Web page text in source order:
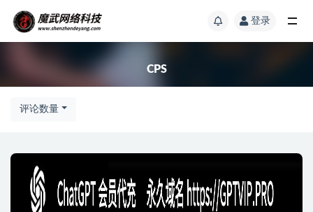
登录
CPS
评论数量